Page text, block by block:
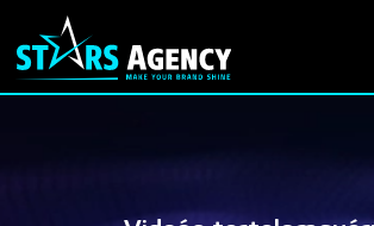
Skip to main content